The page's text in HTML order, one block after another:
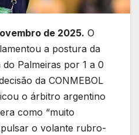
de 2025. O
a postura da
Palmeiras por 1 a 0
da CONMEBOL
o árbitro argentino
como “muito
o volante rubro-